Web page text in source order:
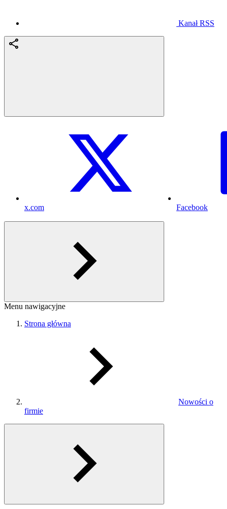
Kanał RSS
x.com Facebook
Menu nawigacyjne
Strona główna
Nowości o
firmie